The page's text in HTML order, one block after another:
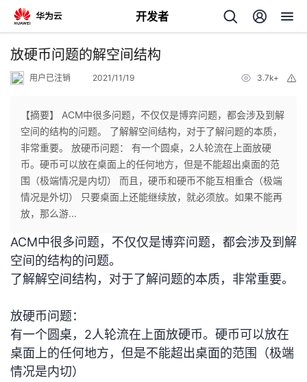
开发者
返
个
人
页
我
开
者
我
的
发
者
我
Programs
的
支
放硬币问题的解空间结构
用户已注销 2021/11/19 3.7k+
【摘要】 ACM中很多问题，不仅仅是博弈问题，都会涉及到解
空间的结构的问题。 了解解空间结构，对于了解问题的本质，
非常重要。 放硬币问题： 有一个圆桌，2人轮流在上面放硬
币。硬币可以放在桌面上的任何地方，但是不能超出桌面的范
围（极端情况是内切） 而且，硬币和硬币不能互相重合（极端
情况是外切） 只要桌面上还能继续放，就必须放。如果不能再
放，那么游...
ACM中很多问题，不仅仅是博弈问题，都会涉及到解
空间的结构的问题。
了解解空间结构，对于了解问题的本质，非常重要。
放硬币问题：
有一个圆桌，2人轮流在上面放硬币。硬币可以放在
桌面上的任何地方，但是不能超出桌面的范围（极端
情况是内切）